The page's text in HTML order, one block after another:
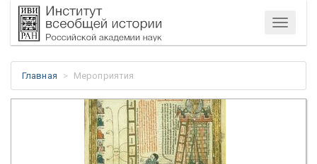
Меню
Главная Мероприятия